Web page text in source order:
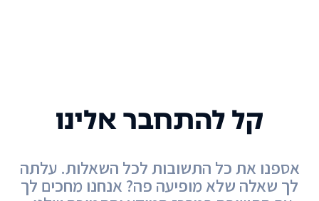
קל להתחבר אלינו
אספנו את כל התשובות לכל השאלות. עלתה
לך שאלה שלא מופיעה פה? אנחנו מחכים לך